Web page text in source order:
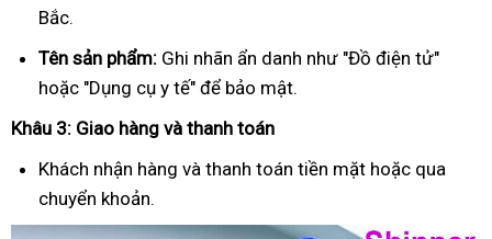
Bắc.
Tên sản phẩm: Ghi nhãn ẩn danh như "Đồ điện tử"
hoặc "Dụng cụ y tế" để bảo mật.
Khâu 3: Giao hàng và thanh toán
Khách nhận hàng và thanh toán tiền mặt hoặc qua
chuyển khoản.